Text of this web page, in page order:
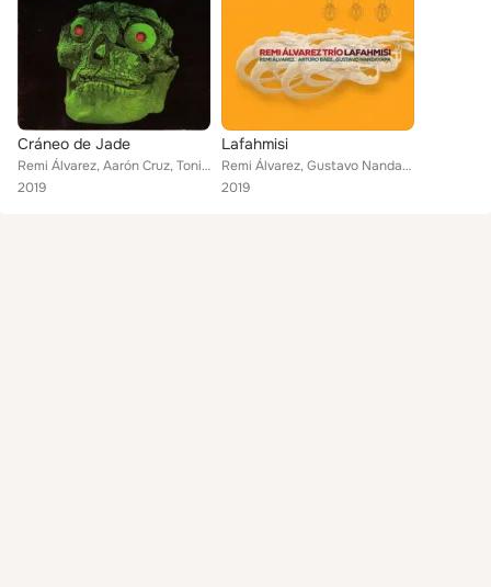
Cráneo de Jade
Remi Álvarez, Aarón Cruz, Toni Gall
2019
Lafahmisi
Remi Álvarez, Gustavo Nandayapa, Arturo Báez
2019